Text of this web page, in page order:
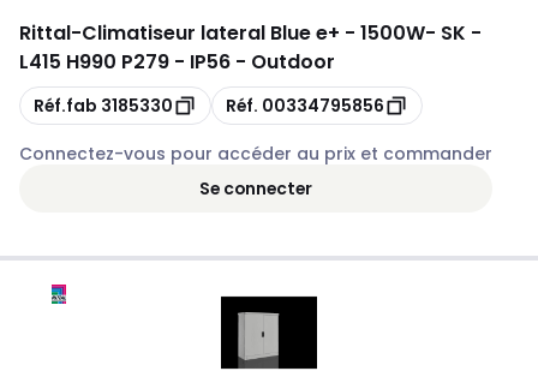
Rittal-Climatiseur lateral Blue e+ - 1500W- SK -
L415 H990 P279 - IP56 - Outdoor
Copie
Réf.fab 3185330 Copie
Réf. 00334795856
Connectez-vous pour accéder au prix et commander
Se connecter